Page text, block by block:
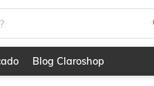
Blog Claroshop